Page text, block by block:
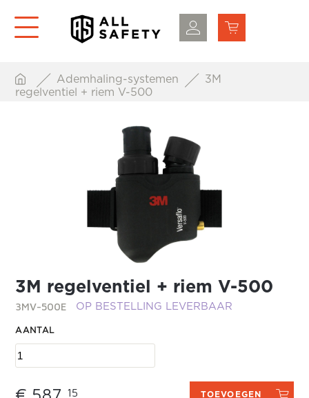
Ademhaling-systemen
3M
regelventiel + riem V-500
3M regelventiel + riem V-500
3MV-500E OP BESTELLING LEVERBAAR
AANTAL
15 TOEVOEGEN